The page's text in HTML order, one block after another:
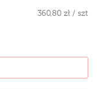
360,80 zł / szt